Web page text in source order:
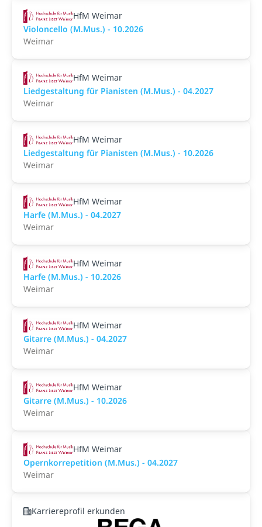
HfM Weimar
Violoncello (M.Mus.) - 10.2026
Weimar
HfM Weimar
Liedgestaltung für Pianisten (M.Mus.) - 04.2027
Weimar
HfM Weimar
Liedgestaltung für Pianisten (M.Mus.) - 10.2026
Weimar
HfM Weimar
Harfe (M.Mus.) - 04.2027
Weimar
HfM Weimar
Harfe (M.Mus.) - 10.2026
Weimar
HfM Weimar
Gitarre (M.Mus.) - 04.2027
Weimar
HfM Weimar
Gitarre (M.Mus.) - 10.2026
Weimar
HfM Weimar
Opernkorrepetition (M.Mus.) - 04.2027
Weimar
Karriereprofil erkunden